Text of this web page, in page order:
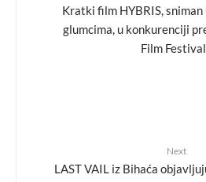
Kratki film HYBRIS, sniman
glumcima, u konkurenciji
Film
Next
LAST VAIL iz Bihaća